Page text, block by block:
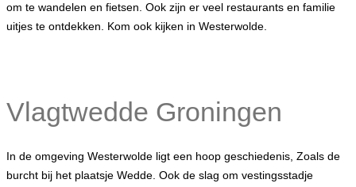
om te wandelen en fietsen. Ook zijn er veel restaurants en familie
uitjes te ontdekken. Kom ook kijken in Westerwolde.
Vlagtwedde Groningen
In de omgeving Westerwolde ligt een hoop geschiedenis, Zoals de
burcht bij het plaatsje Wedde. Ook de slag om vestingsstadje